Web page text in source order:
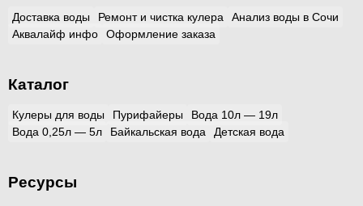
Доставка воды Ремонт и чистка кулера
Анализ воды в Сочи
Аквалайф инфо
Оформление заказа
Каталог
Кулеры для воды Пурифайеры
Вода 10л — 19л
Вода 0,25л — 5л
Байкальская вода Детская вода
Ресурсы